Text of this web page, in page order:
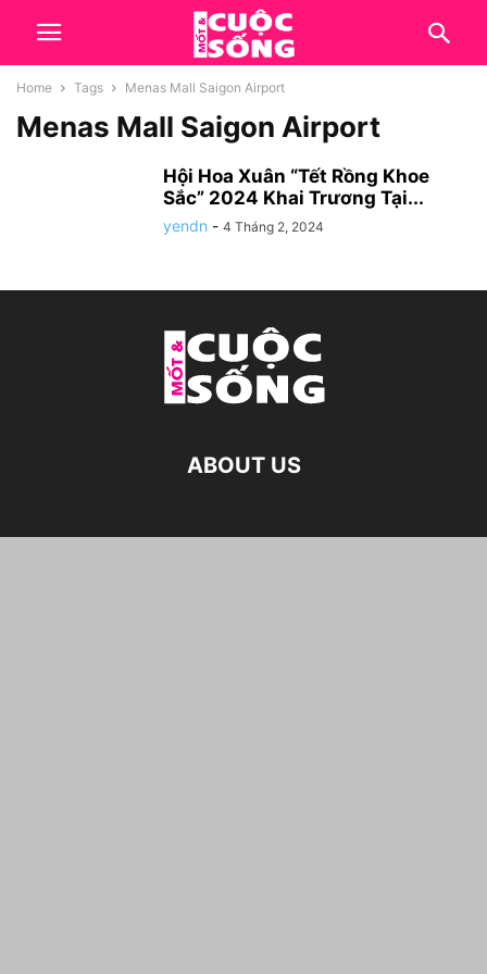
Home Tags Menas Mall Saigon Airport
Menas Mall Saigon Airport
Hội Hoa Xuân “Tết Rồng Khoe
Sắc” 2024 Khai Trương Tại...
yendn - 4 Tháng 2, 2024
ABOUT US